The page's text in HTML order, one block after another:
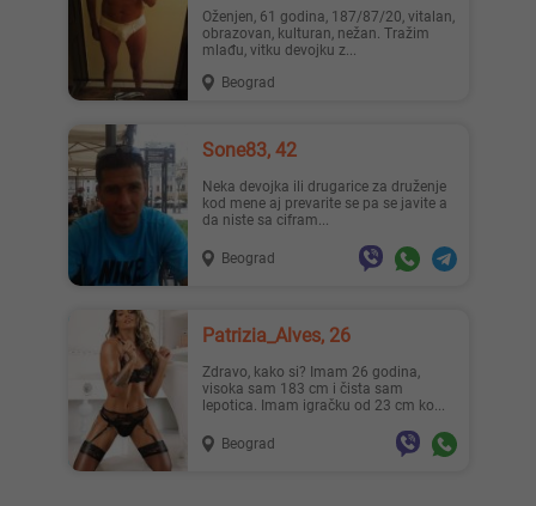
Oženjen, 61 godina, 187/87/20, vitalan,
obrazovan, kulturan, nežan. Tražim
mlađu, vitku devojku z...
Beograd
Sone83, 42
Neka devojka ili drugarice za druženje
kod mene aj prevarite se pa se javite a
da niste sa cifram...
Beograd
Patrizia_Alves, 26
Zdravo, kako si? Imam 26 godina,
visoka sam 183 cm i čista sam
lepotica. Imam igračku od 23 cm ko...
Beograd